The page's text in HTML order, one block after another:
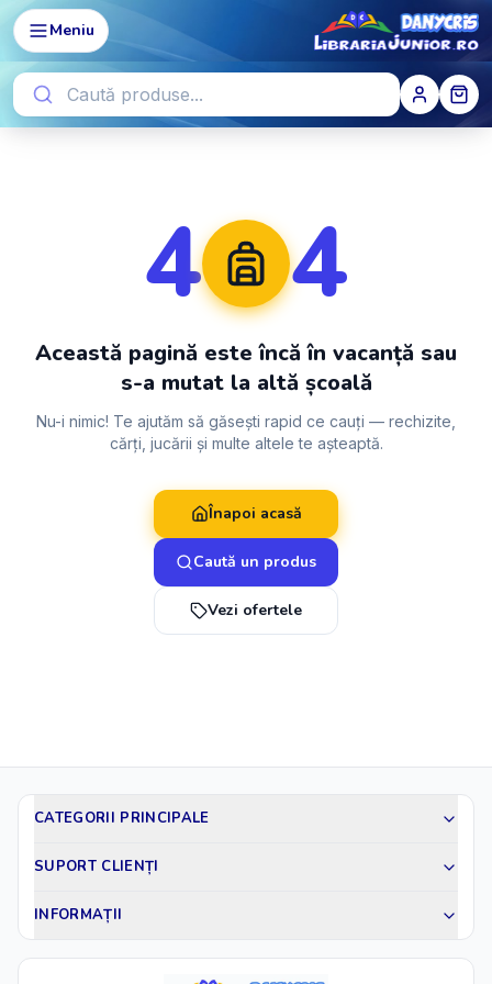
Meniu
4 4
Această pagină este încă în vacanță sau
s-a mutat la altă școală
Nu-i nimic! Te ajutăm să găsești rapid ce cauți — rechizite,
cărți, jucării și multe altele te așteaptă.
Înapoi acasă
Caută un produs
Vezi ofertele
CATEGORII PRINCIPALE
SUPORT CLIENȚI
INFORMAȚII